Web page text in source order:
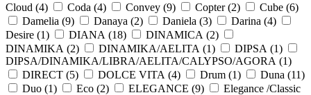
Cloud (4) Coda (4) Convey (9) Copter (2) Cube (6)
Damelia (9) Danaya (2) Daniela (3) Darina (4)
Desire (1) DIANA (18) DINAMICA (2)
DINAMIKA (2) DINAMIKA/AELITA (1) DIPSA (1)
DIPSA/DINAMIKA/LIBRA/AELITA/CALYPSO/AGORA (1)
DIRECT (5) DOLCE VITA (4) Drum (1) Duna (11)
Duo (1) Eco (2) ELEGANCE (9)
Elegance /Classic